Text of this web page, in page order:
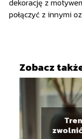
dekorację z
połączyć z innymi
Zobacz